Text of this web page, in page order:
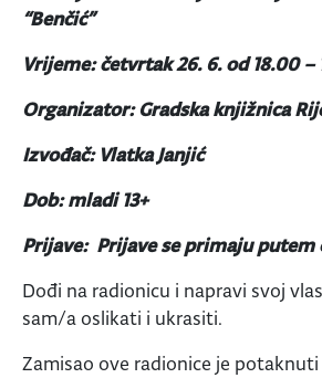
“Benčić”
Vrijeme: četvrtak 26. 6. od 18.00 –
Organizator: Gradska knjižnica
Izvođač: Vlatka Janjić
Dob: mladi 13+
Prijave: Prijave se primaju putem
Dođi na radionicu i napravi svoj
sam/a oslikati i ukrasiti.
Zamisao ove radionice je